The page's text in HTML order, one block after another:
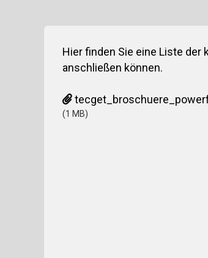
Hier finden Sie eine Liste der
anschließen können.
(1 MB)